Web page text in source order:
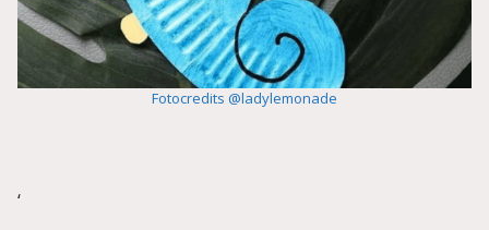
Fotocredits @ladylemonade
‘